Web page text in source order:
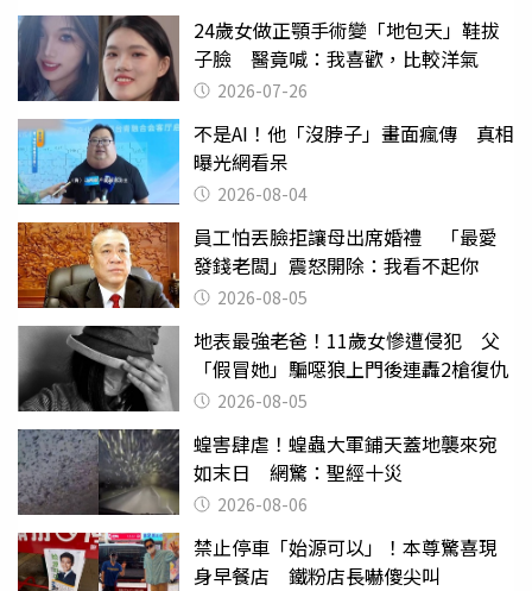
24歲女做正顎手術變「地包天」鞋拔
子臉 醫竟喊：我喜歡，比較洋氣
2026-07-26
不是AI！他「沒脖子」畫面瘋傳 真相
曝光網看呆
2026-08-04
員工怕丟臉拒讓母出席婚禮 「最愛
發錢老闆」震怒開除：我看不起你
2026-08-05
地表最強老爸！11歲女慘遭侵犯 父
「假冒她」騙噁狼上門後連轟2槍復仇
2026-08-05
蝗害肆虐！蝗蟲大軍鋪天蓋地襲來宛
如末日 網驚：聖經十災
2026-08-06
禁止停車「始源可以」！本尊驚喜現
身早餐店 鐵粉店長嚇傻尖叫